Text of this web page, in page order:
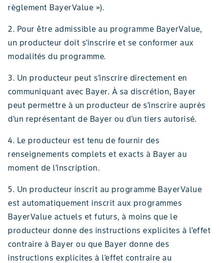
règlement BayerValue »).
2. Pour être admissible au programme BayerValue,
un producteur doit s'inscrire et se conformer aux
modalités du programme.
3. Un producteur peut s'inscrire directement en
communiquant avec Bayer. À sa discrétion, Bayer
peut permettre à un producteur de s'inscrire auprès
d'un représentant de Bayer ou d'un tiers autorisé.
4. Le producteur est tenu de fournir des
renseignements complets et exacts à Bayer au
moment de l'inscription.
5. Un producteur inscrit au programme BayerValue
est automatiquement inscrit aux programmes
BayerValue actuels et futurs, à moins que le
producteur donne des instructions explicites à l'effet
contraire à Bayer ou que Bayer donne des
instructions explicites à l'effet contraire au